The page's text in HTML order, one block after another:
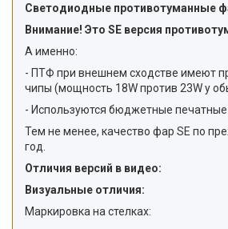
Светодиодные противотуманные
Внимание! Это SE версия
А именно:
- ПТФ при внешнем сходстве имеют
чипы (мощность 18W против 23W у
- Используются бюджетные печатные
Тем не менее, качество фар SE по
год.
Отличия версий в видео:
Визуальные отличия:
Маркировка на стелках: